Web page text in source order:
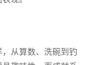
从算数、洗碗到钓